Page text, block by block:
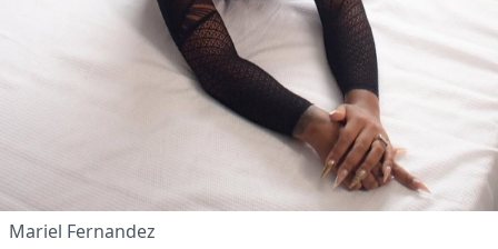
Mariel Fernandez